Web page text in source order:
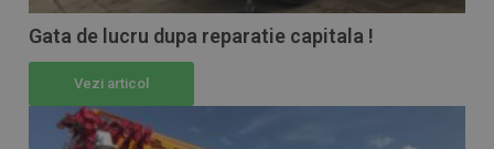
Gata de lucru dupa reparatie capitala !
Vezi articol